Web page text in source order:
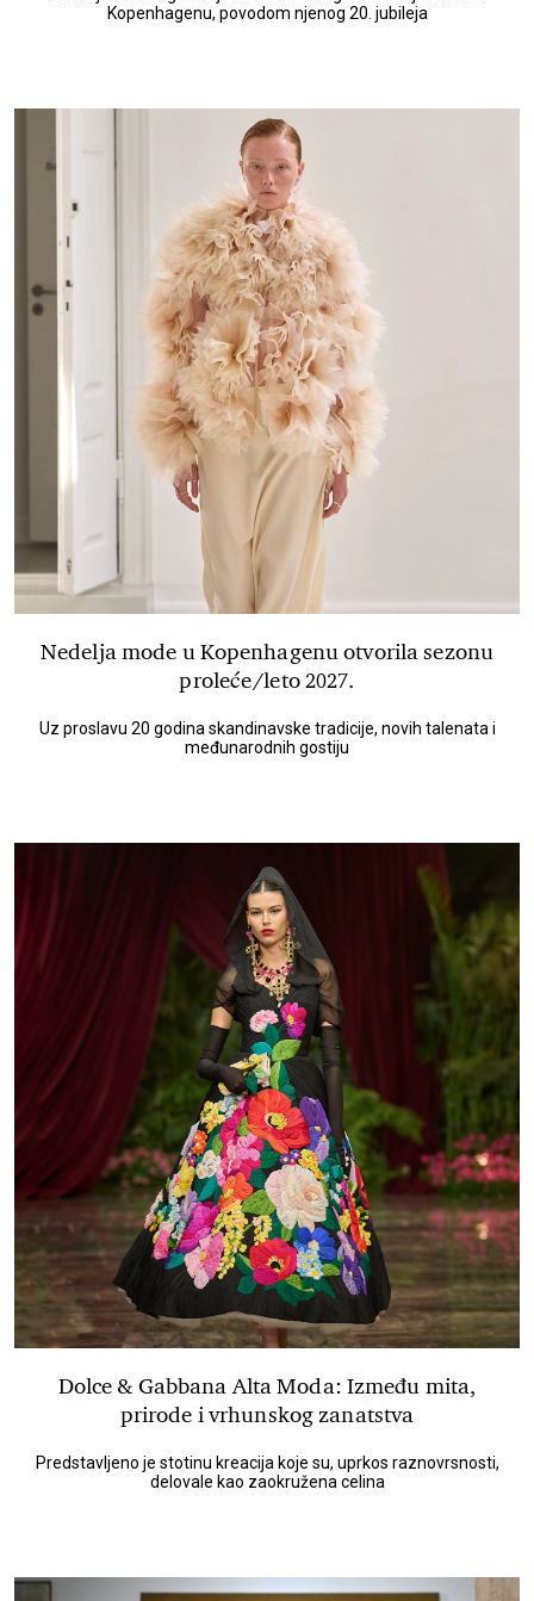
Kopenhagenu, povodom njenog 20. jubileja
Nedelja mode u Kopenhagenu otvorila sezonu
proleće/leto 2027.
Uz proslavu 20 godina skandinavske tradicije, novih talenata i
međunarodnih gostiju
Dolce & Gabbana Alta Moda: Između mita,
prirode i vrhunskog zanatstva
Predstavljeno je stotinu kreacija koje su, uprkos raznovrsnosti,
delovale kao zaokružena celina